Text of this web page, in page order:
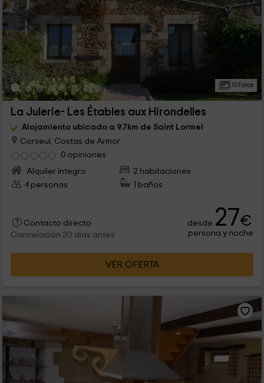
13 Fotos
La Julerie- Les Étables aux Hirondelles
Alojamiento ubicado a 9.7km de Saint Lormel
Corseul, Costas de Armor
0 opiniones
Alquiler íntegro
2 habitaciones
4 personas
1 baños
Contacto directo
Cancelación 30 días antes
desde 27€
persona y noche
VER OFERTA